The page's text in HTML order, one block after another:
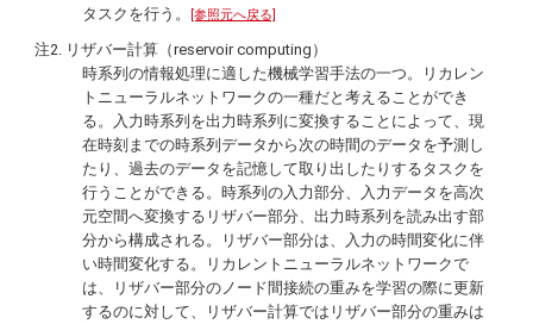
タスクを行う。
[参照元へ戻る]
注2. リザバー計算（reservoir computing）
時系列の情報処理に適した機械学習手法の一つ。リカレン
トニューラルネットワークの一種だと考えることができ
る。入力時系列を出力時系列に変換することによって、現
在時刻までの時系列データから次の時間のデータを予測し
たり、過去のデータを記憶して取り出したりするタスクを
行うことができる。時系列の入力部分、入力データを高次
元空間へ変換するリザバー部分、出力時系列を読み出す部
分から構成される。リザバー部分は、入力の時間変化に伴
い時間変化する。リカレントニューラルネットワークで
は、リザバー部分のノード間接続の重みを学習の際に更新
するのに対して、リザバー計算ではリザバー部分の重みは